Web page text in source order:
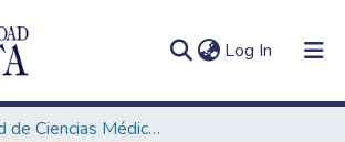
Log In (current)
Facultad de Ciencias Médicas